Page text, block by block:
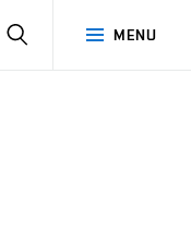
MENU